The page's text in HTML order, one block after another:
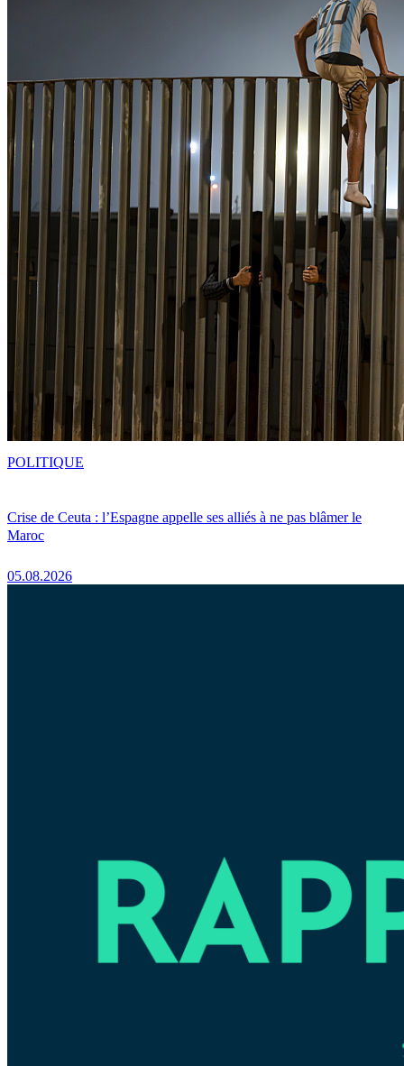
Crise de Ceuta : l’Espagne appelle ses alliés à ne pas blâmer le
Maroc
05.08.2026
POLITIQUE